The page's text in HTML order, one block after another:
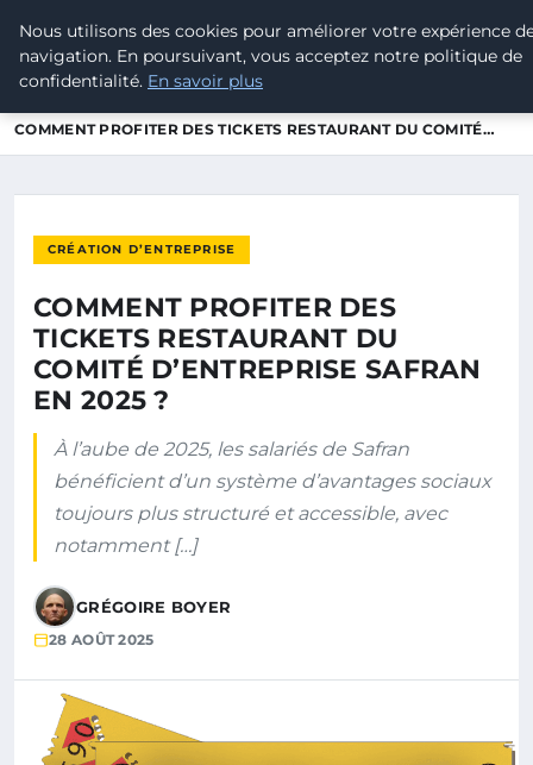
POUVOIR OUVRIER
COMMENT PROFITER DES TICKETS RESTAURANT DU COMITÉ…
CRÉATION D’ENTREPRISE
COMMENT PROFITER DES
TICKETS RESTAURANT DU
COMITÉ D’ENTREPRISE SAFRAN
EN 2025 ?
À l’aube de 2025, les salariés de Safran
bénéficient d’un système d’avantages sociaux
toujours plus structuré et accessible, avec
notamment […]
GRÉGOIRE BOYER
28 AOÛT 2025
Nous utilisons des cookies pour améliorer votre expérience
navigation. En poursuivant, vous acceptez notre politique de
confidentialité. En savoir plus